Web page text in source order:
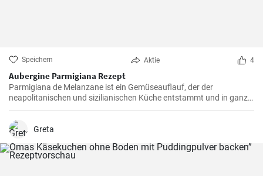
Speichern Aktie 4
Aubergine Parmigiana Rezept
Parmigiana de Melanzane ist ein Gemüseauflauf, der der
neapolitanischen und sizilianischen Küche entstammt und in ganz
Süditalien verbreitet ist. Melanzane - deutsch sind Auberginen
welche mit Parmesan Käse und Mozzarella überbacken werden.
Greta